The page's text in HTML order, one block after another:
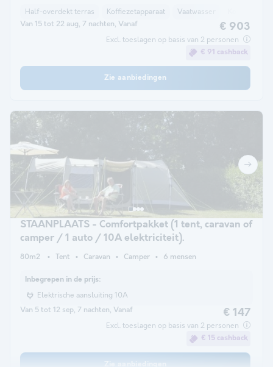
Half-overdekt terras Koffiezetapparaat Vaatwasser
Van 15 tot 22 aug, 7 nachten, Vanaf € 903
Excl. toeslagen op basis van 2 personen
€ 91 cashback
Zie aanbiedingen
STAANPLAATS - Comfortpakket (1 tent, caravan of
camper / 1 auto / 10A elektriciteit).
80m2 Tent Caravan Camper 6 mensen
Inbegrepen in de prijs:
Elektrische aansluiting 10A
Van 5 tot 12 sep, 7 nachten, Vanaf € 147
Excl. toeslagen op basis van 2 personen
€ 15 cashback